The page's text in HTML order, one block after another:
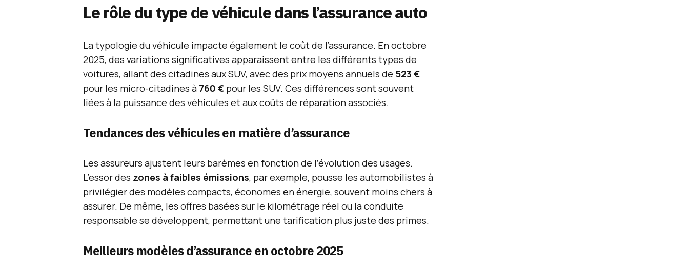
Le rôle du type de véhicule dans l’assurance auto
La typologie du véhicule impacte également le coût de l’assurance. En octobre
2025, des variations significatives apparaissent entre les différents types de
voitures, allant des citadines aux SUV, avec des prix moyens annuels de 523 €
pour les micro-citadines à 760 € pour les SUV. Ces différences sont souvent
liées à la puissance des véhicules et aux coûts de réparation associés.
Tendances des véhicules en matière d’assurance
Les assureurs ajustent leurs barèmes en fonction de l’évolution des usages.
L’essor des zones à faibles émissions, par exemple, pousse les automobilistes à
privilégier des modèles compacts, économes en énergie, souvent moins chers à
assurer. De même, les offres basées sur le kilométrage réel ou la conduite
responsable se développent, permettant une tarification plus juste des primes.
Meilleurs modèles d’assurance en octobre 2025